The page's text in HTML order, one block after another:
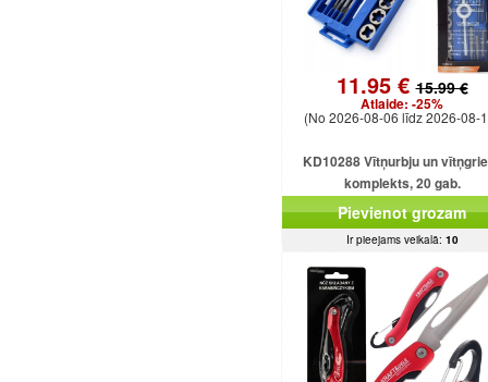
11.95 €15.99 €
Atlaide: -25%
(No 2026-08-06 līdz 2026-08-
KD10288 Vītņurbju un
komplekts, 20 gab.
Pievienot grozam
Ir pieejams veikalā: 10